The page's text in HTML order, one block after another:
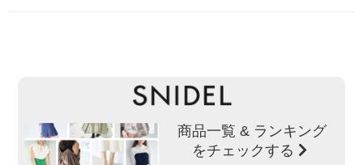
商品一覧 & ランキング
をチェックする